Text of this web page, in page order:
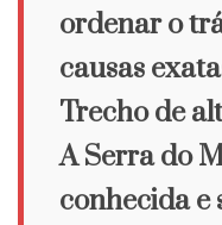
ordenar o
causas
Trecho de
A Serra do
conhecida e